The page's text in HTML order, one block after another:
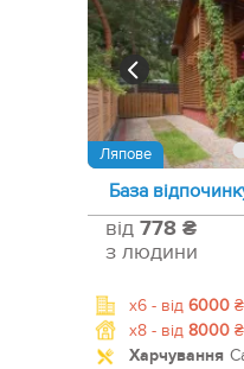
Ляпове
База
від 778 ₴
з людини
x6 - від 6000 ₴
x8 - від 8000 ₴
Харчування